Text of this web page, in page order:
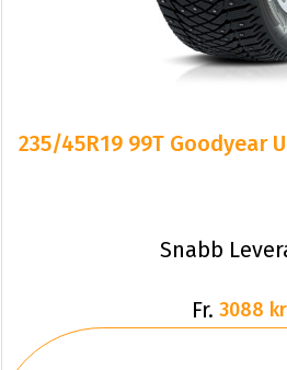
235/45R19 99T Goodyear
Snabb
Fr. 3088 kr